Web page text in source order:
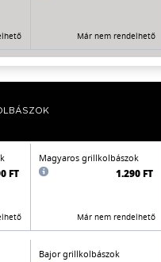
Már nem rendelhető
FT
Magyaros grillkolbászok
1.290 FT
Már nem rendelhető
Bajor grillkolbászok